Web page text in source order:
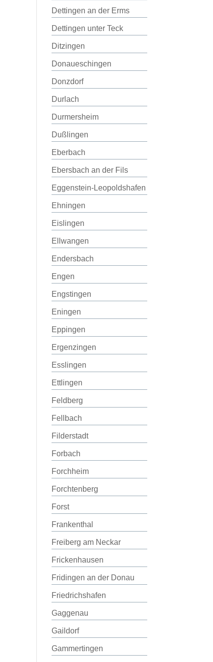
Dettingen an der Erms
Dettingen unter Teck
Ditzingen
Donaueschingen
Donzdorf
Durlach
Durmersheim
Dußlingen
Eberbach
Ebersbach an der Fils
Eggenstein-Leopoldshafen
Ehningen
Eislingen
Ellwangen
Endersbach
Engen
Engstingen
Eningen
Eppingen
Ergenzingen
Esslingen
Ettlingen
Feldberg
Fellbach
Filderstadt
Forbach
Forchheim
Forchtenberg
Forst
Frankenthal
Freiberg am Neckar
Frickenhausen
Fridingen an der Donau
Friedrichshafen
Gaggenau
Gaildorf
Gammertingen